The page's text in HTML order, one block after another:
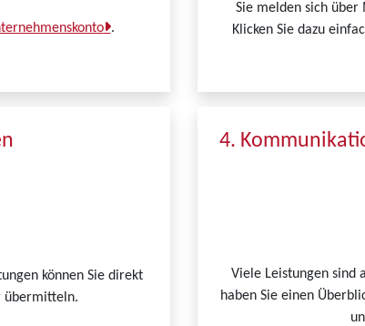
.
Sie melden sich über
Klicken Sie dazu
können Sie direkt
übermitteln.
4.
Viele Leistungen sind
haben Sie einen